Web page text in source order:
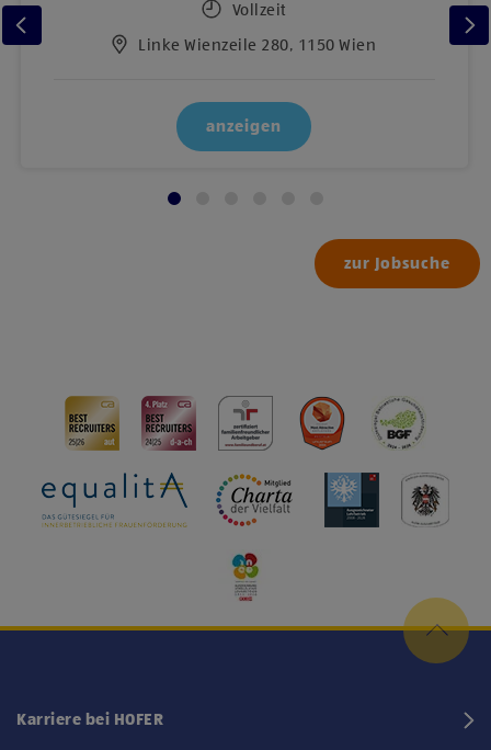
Vollzeit
Linke Wienzeile 280, 1150 Wien
anzeigen
zur Jobsuche
Karriere bei HOFER